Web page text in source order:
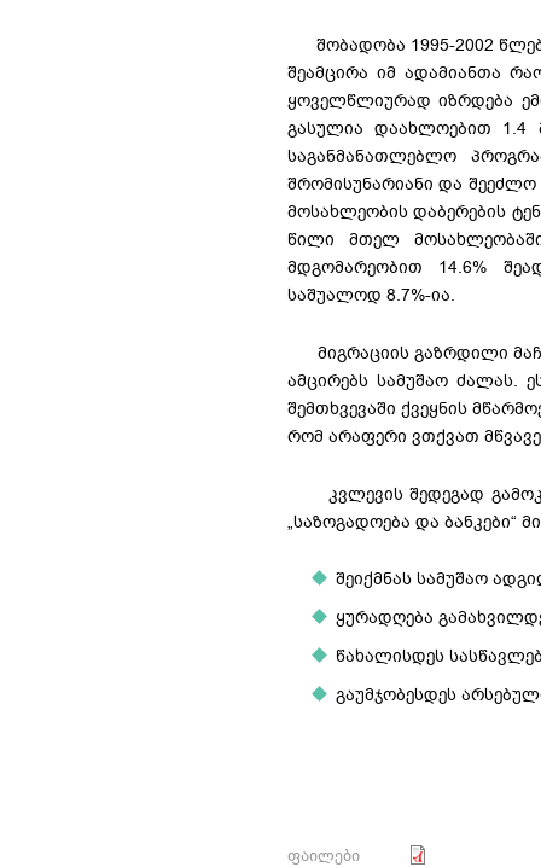
შობადობა 1995-2002
შეამცირა იმ ადამიანთა
ყოველწლიურად იზრდება
გასულია დაახლოებით
საგანმანათლებლო
შრომისუნარიანი და შეეძლო
მოსახლეობის დაბერების
წილი მთელ
მდგომარეობით 14.6%
საშუალოდ 8.7%-ია.
მიგრაციის გაზრდილი
ამცირებს სამუშაო ძალას.
შემთხვევაში ქვეყნის
რომ არაფერი ვთქვათ
კვლევის შედეგად
„საზოგადოება და ბანკები“
შეიქმნას სამუშაო
ყურადღება
წახალისდეს
გაუმჯობესდეს
ფაილები